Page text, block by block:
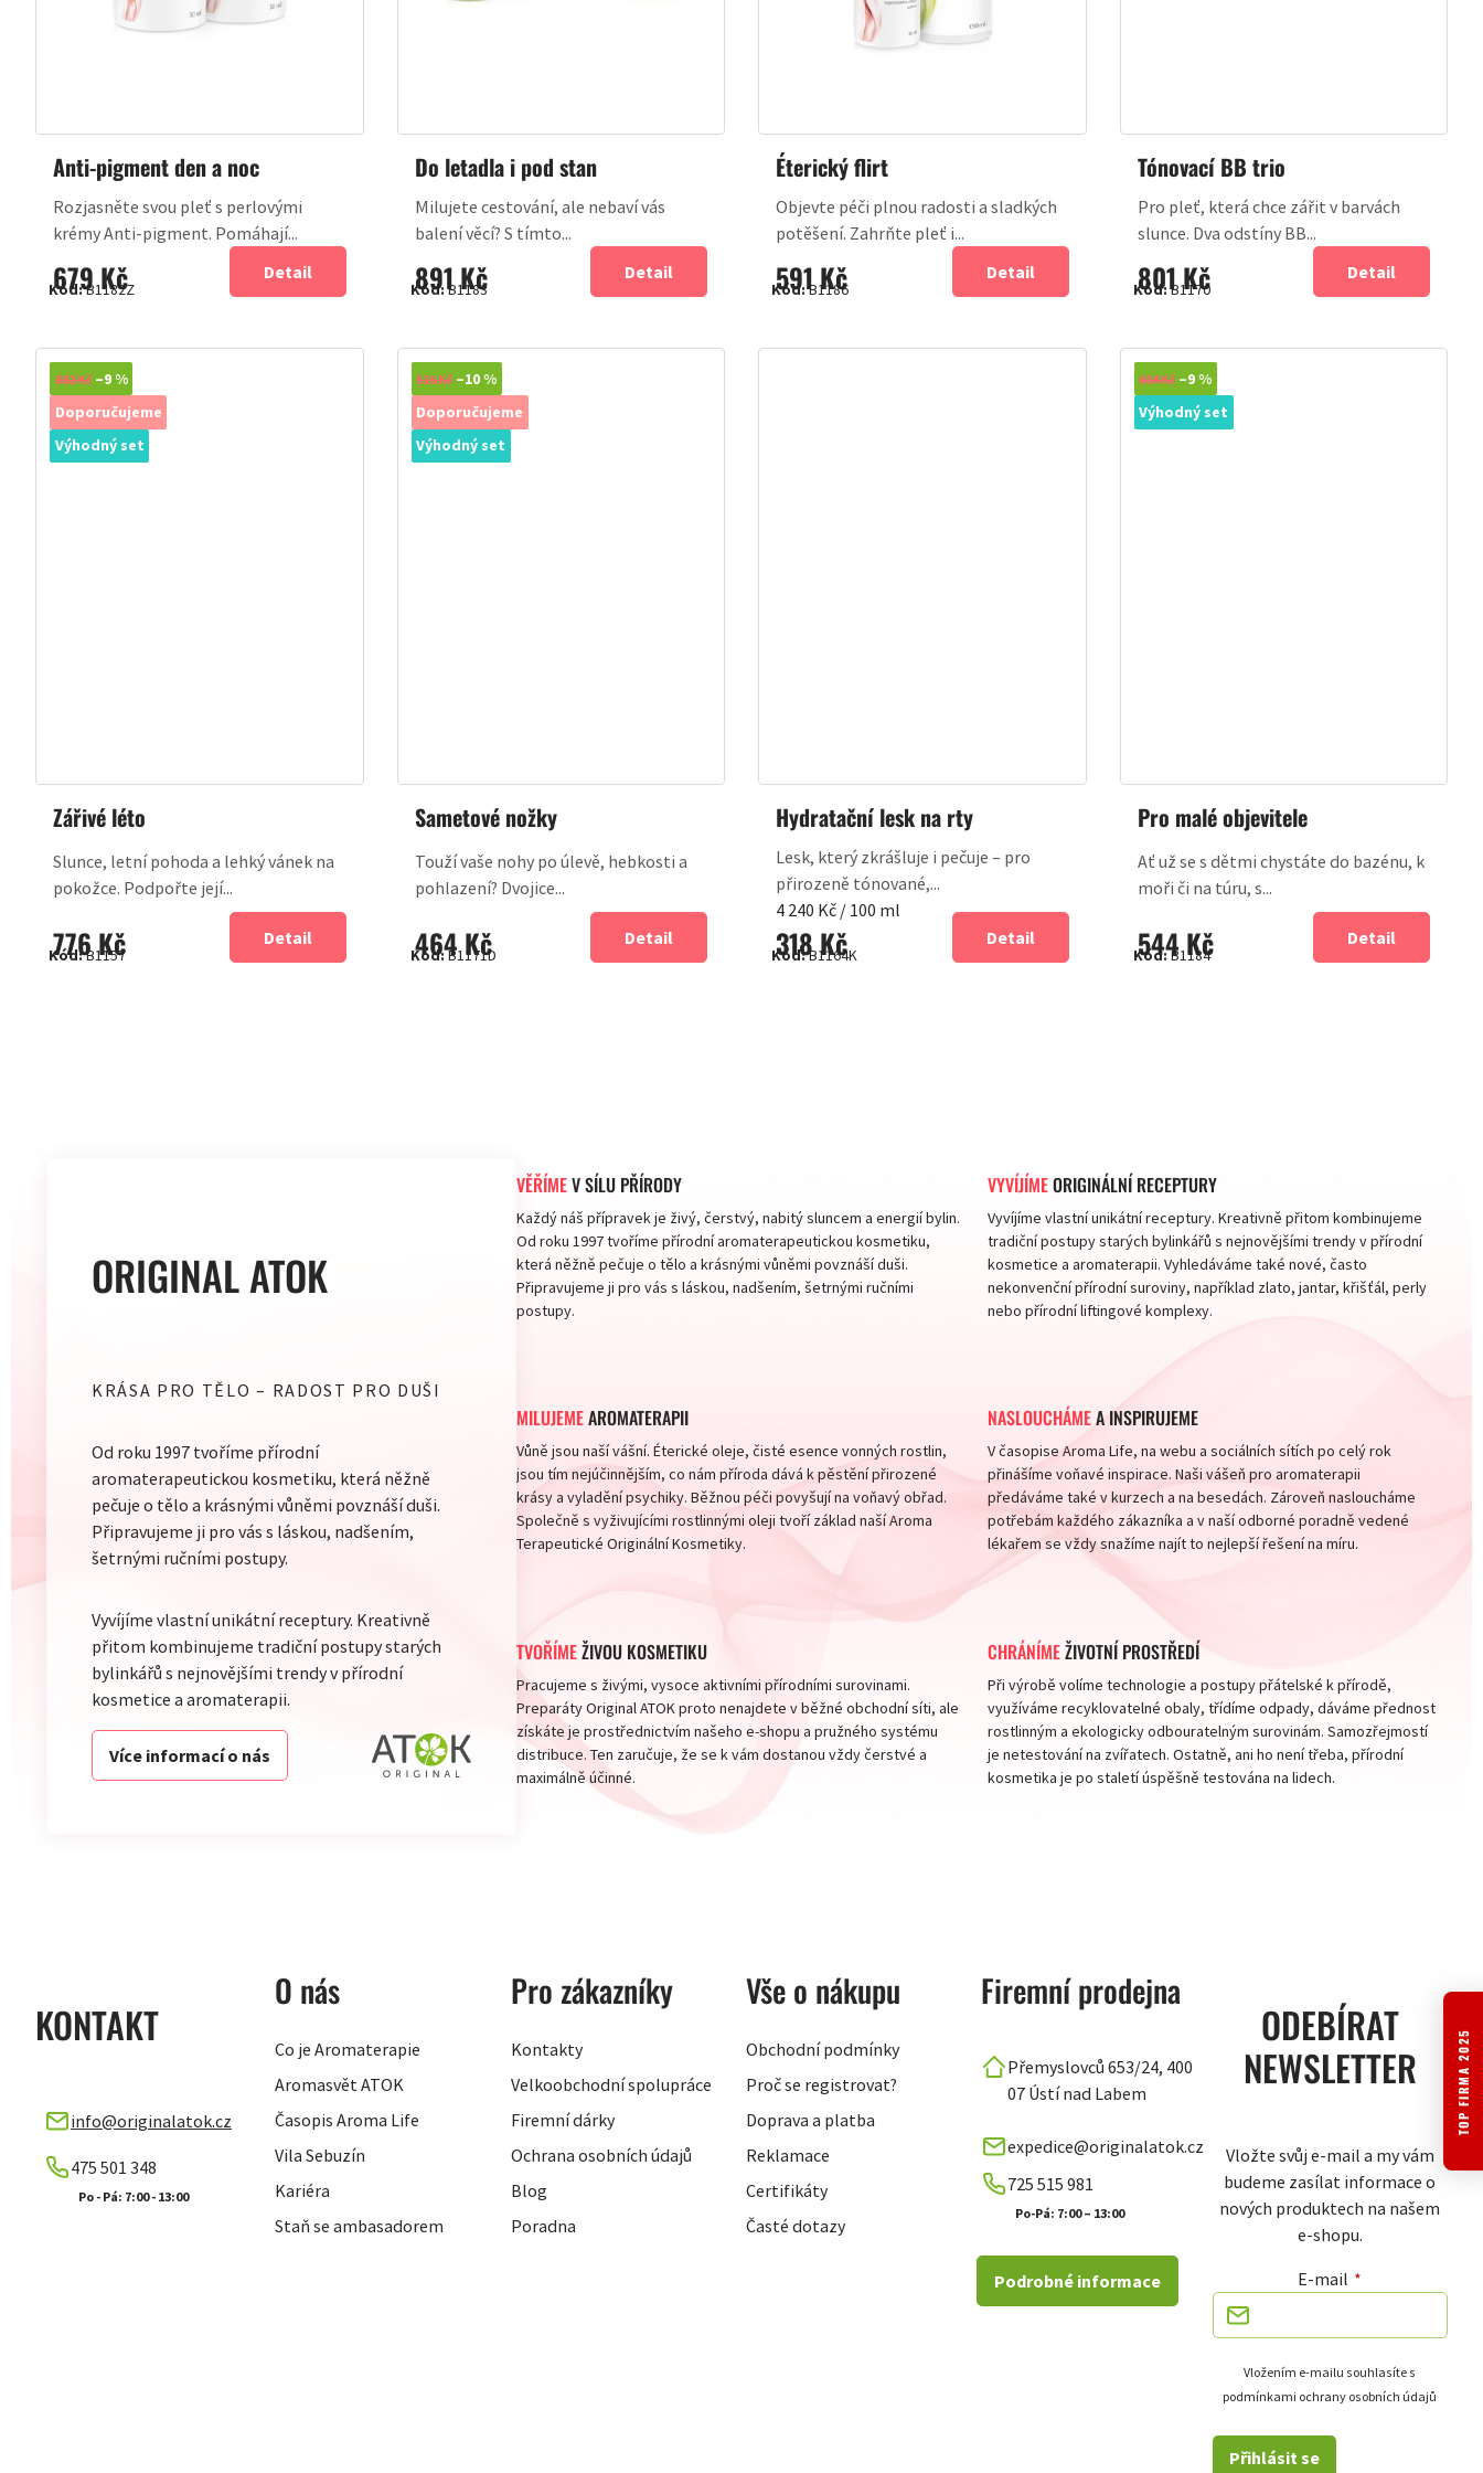
Anti-pigment den a noc
679 Kč Detail
Rozjasněte svou pleť s perlovými
krémy Anti-pigment. Pomáhají...
Kód:B1182Z
Do letadla i pod stan
891 Kč Detail
Milujete cestování, ale nebaví vás
balení věcí? S tímto...
Kód:B1183
Éterický flirt
591 Kč Detail
Objevte péči plnou radosti a sladkých
potěšení. Zahrňte pleť i...
Kód:B1186
Tónovací BB trio
801 Kč Detail
Pro pleť, která chce zářit v barvách
slunce. Dva odstíny BB...
Kód:B1170
Novinka
Doporučujeme
Výhodný set
862 Kč –9 %
Zářivé léto
776 Kč Detail
Slunce, letní pohoda a lehký vánek na
pokožce. Podpořte její...
Kód:B1157
Novinka
Doporučujeme
Výhodný set
516 Kč –10 %
Sametové nožky
464 Kč Detail
Touží vaše nohy po úlevě, hebkosti a
pohlazení? Dvojice...
Kód:B1171D
Hydratační lesk na rty
318 Kč
Měrná
cena:
4 240 Kč / 100 ml
Detail
Lesk, který zkrášluje i pečuje – pro
přirozeně tónované,...
Kód:B1164K
Novinka
Výhodný set
604 Kč –9 %
Pro malé objevitele
544 Kč Detail
Ať už se s dětmi chystáte do bazénu, k
moři či na túru, s...
Kód:B1184
ORIGINAL ATOK
KRÁSA PRO TĚLO – RADOST PRO DUŠI
Od roku 1997 tvoříme přírodní
aromaterapeutickou kosmetiku, která něžně
pečuje o tělo a krásnými vůněmi povznáší duši.
Připravujeme ji pro vás s láskou, nadšením,
šetrnými ručními postupy.
Vyvíjíme vlastní unikátní receptury. Kreativně
přitom kombinujeme tradiční postupy starých
bylinkářů s nejnovějšími trendy v přírodní
kosmetice a aromaterapii.
Více informací o nás
VĚŘÍMEV SÍLU PŘÍRODY
Každý náš přípravek je živý, čerstvý, nabitý sluncem a energií bylin.
Od roku 1997 tvoříme přírodní aromaterapeutickou kosmetiku,
která něžně pečuje o tělo a krásnými vůněmi povznáší duši.
Připravujeme ji pro vás s láskou, nadšením, šetrnými ručními
postupy.
VYVÍJÍMEORIGINÁLNÍ RECEPTURY
Vyvíjíme vlastní unikátní receptury. Kreativně přitom kombinujeme
tradiční postupy starých bylinkářů s nejnovějšími trendy v přírodní
kosmetice a aromaterapii. Vyhledáváme také nové, často
nekonvenční přírodní suroviny, například zlato, jantar, křišťál, perly
nebo přírodní liftingové komplexy.
MILUJEMEAROMATERAPII
Vůně jsou naší vášní. Éterické oleje, čisté esence vonných rostlin,
jsou tím nejúčinnějším, co nám příroda dává k pěstění přirozené
krásy a vyladění psychiky. Běžnou péči povyšují na voňavý obřad.
Společně s vyživujícími rostlinnými oleji tvoří základ naší Aroma
Terapeutické Originální Kosmetiky.
NASLOUCHÁMEA INSPIRUJEME
V časopise Aroma Life, na webu a sociálních sítích po celý rok
přinášíme voňavé inspirace. Naši vášeň pro aromaterapii
předáváme také v kurzech a na besedách. Zároveň nasloucháme
potřebám každého zákazníka a v naší odborné poradně vedené
lékařem se vždy snažíme najít to nejlepší řešení na míru.
TVOŘÍMEŽIVOU KOSMETIKU
Pracujeme s živými, vysoce aktivními přírodními surovinami.
Preparáty Original ATOK proto nenajdete v běžné obchodní síti, ale
získáte je prostřednictvím našeho e-shopu a pružného systému
distribuce. Ten zaručuje, že se k vám dostanou vždy čerstvé a
maximálně účinné.
CHRÁNÍMEŽIVOTNÍ PROSTŘEDÍ
Při výrobě volíme technologie a postupy přátelské k přírodě,
využíváme recyklovatelné obaly, třídíme odpady, dáváme přednost
rostlinným a ekologicky odbouratelným surovinám. Samozřejmostí
je netestování na zvířatech. Ostatně, ani ho není třeba, přírodní
kosmetika je po staletí úspěšně testována na lidech.
KONTAKT
info@originalatok.cz
475 501 348
O nás
Co je Aromaterapie
Aromasvět ATOK
Časopis Aroma Life
Vila Sebuzín
Kariéra
Staň se ambasadorem
Pro zákazníky
Kontakty
Velkoobchodní spolupráce
Firemní dárky
Ochrana osobních údajů
Blog
Poradna
Vše o nákupu
Obchodní podmínky
Proč se registrovat?
Doprava a platba
Reklamace
Certifikáty
Časté dotazy
Firemní prodejna
Přemyslovců 653/24, 400
07 Ústí nad Labem
expedice@originalatok.cz
725 515 981
Po-Pá: 7:00 – 13:00
Podrobné informace
ODEBÍRAT
NEWSLETTER
Vložte svůj e-mail a my vám
budeme zasílat informace o
nových produktech na našem
e-shopu.
E-mail
podmínkami ochrany osobních údajů
Přihlásit se
TOP FIRMA 2025